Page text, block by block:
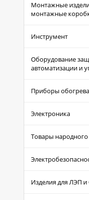
Монтажные
монтажные
Инструмент
Оборудование
автоматизации и
Приборы
Электроника
Товары
Изделия для ЛЭП